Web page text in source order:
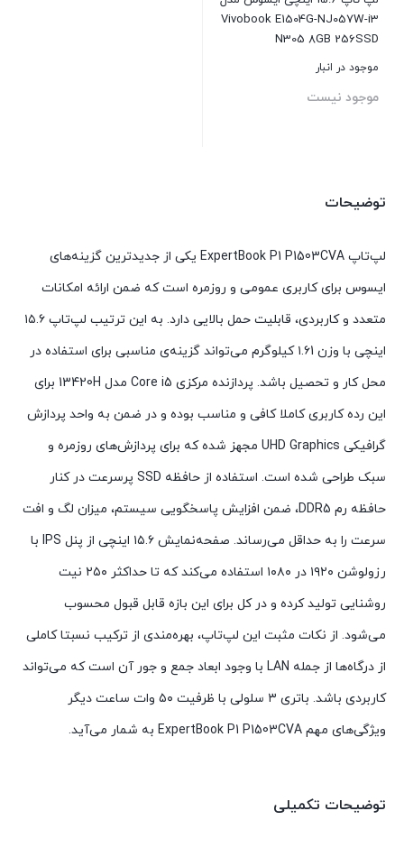
Vivobook E1504G-NJ057W-i3
N305 8GB 256SSD
موجود در انبار
موجود نیست
توضیحات
لپ‌تاپ ExpertBook P1 P1503CVA یکی از جدیدترین گزینه‌های
ایسوس برای کاربری عمومی و روزمره است که ضمن ارائه امکانات
متعدد و کاربردی، قابلیت حمل بالایی دارد. به این ترتیب لپ‌تاپ ۱۵.۶
اینچی با وزن ۱.۶1 کیلوگرم می‌تواند گزینه‌ی مناسبی برای استفاده در
محل کار و تحصیل باشد. پردازنده مرکزی Core i5 مدل 13420H برای
این رده کاربری کاملا کافی و مناسب بوده و در ضمن به واحد پردازش
گرافیکی UHD Graphics مجهز شده که برای پردازش‌های روزمره و
سبک طراحی شده است. استفاده از حافظه SSD پرسرعت در کنار
حافظه رم DDR5، ضمن افزایش پاسخگویی سیستم، میزان لگ و افت
سرعت را به حداقل می‌رساند. صفحه‌نمایش ۱۵.۶ اینچی از پنل IPS با
رزولوشن ۱۹۲۰ در ۱۰۸۰ استفاده می‌کند که تا حداکثر ۲۵۰ نیت
روشنایی تولید کرده و در کل برای این بازه‌ قابل قبول محسوب
می‌شود. از نکات مثبت این لپ‌تاپ، بهره‌مندی از ترکیب نسبتا کاملی
از درگا‌ه‌ها از جمله LAN با وجود ابعاد جمع و جور آن است که می‌تواند
کاربردی باشد. باتری ۳ سلولی با ظرفیت ۵۰ وات ساعت دیگر
ویژگی‌های مهم ExpertBook P1 P1503CVA به شمار می‌آید.
توضیحات تکمیلی